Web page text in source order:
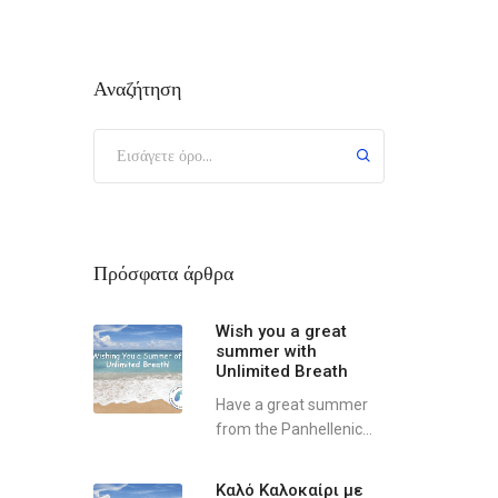
Αναζήτηση
Πρόσφατα άρθρα
Wish you a great
summer with
Unlimited Breath
Have a great summer
from the Panhellenic...
Καλό Καλοκαίρι με